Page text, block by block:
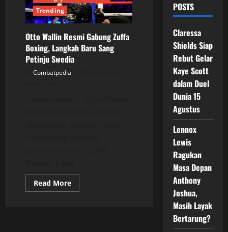
Trending
Otto Wallin Resmi Gabung Zuffa
Boxing, Langkah Baru Sang
Petinju Swedia
Combatpedia
Read MoreRead
more
POSTS
Claressa
Shields Siap
Rebut Gelar
Kaye Scott
dalam Duel
Dunia 15
Agustus
Lennox
Lewis
Ragukan
Masa Depan
Anthony
Joshua,
Masih Layak
Bertarung?